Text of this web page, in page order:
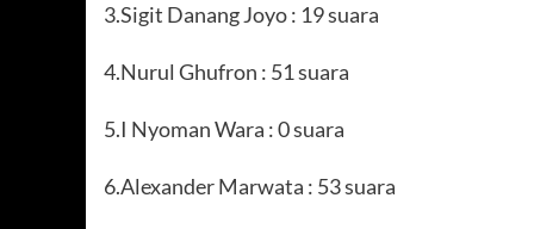
3.Sigit Danang Joyo : 19 suara
4.Nurul Ghufron : 51 suara
5.I Nyoman Wara : 0 suara
6.Alexander Marwata : 53 suara